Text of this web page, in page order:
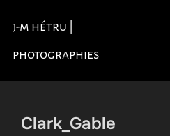
contenu
j-m hétru |
photographies
Clark_Gable